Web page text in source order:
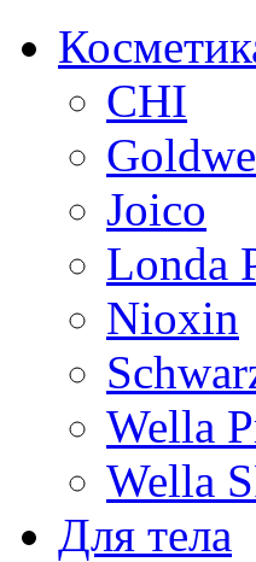
CHI
Joico
Londa
Nioxin
Wella
Wella
Для тела